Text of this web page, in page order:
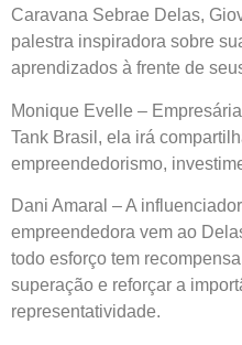
Caravana Sebrae Delas,
palestra inspiradora sobre
aprendizados à frente de
Monique Evelle –
Tank Brasil, ela irá
empreendedorismo,
Dani Amaral – A
empreendedora vem ao
todo esforço tem
superação e reforçar a
representatividade.